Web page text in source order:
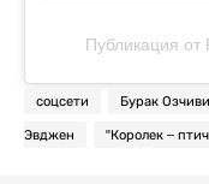
Публикация от
соцсети Бурак
Эвджен "Королек –